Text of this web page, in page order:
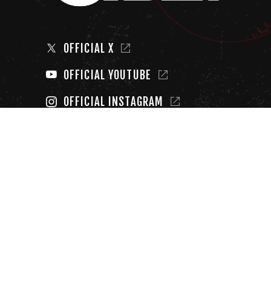
OFFICIAL X
OFFICIAL YOUTUBE
OFFICIAL INSTAGRAM